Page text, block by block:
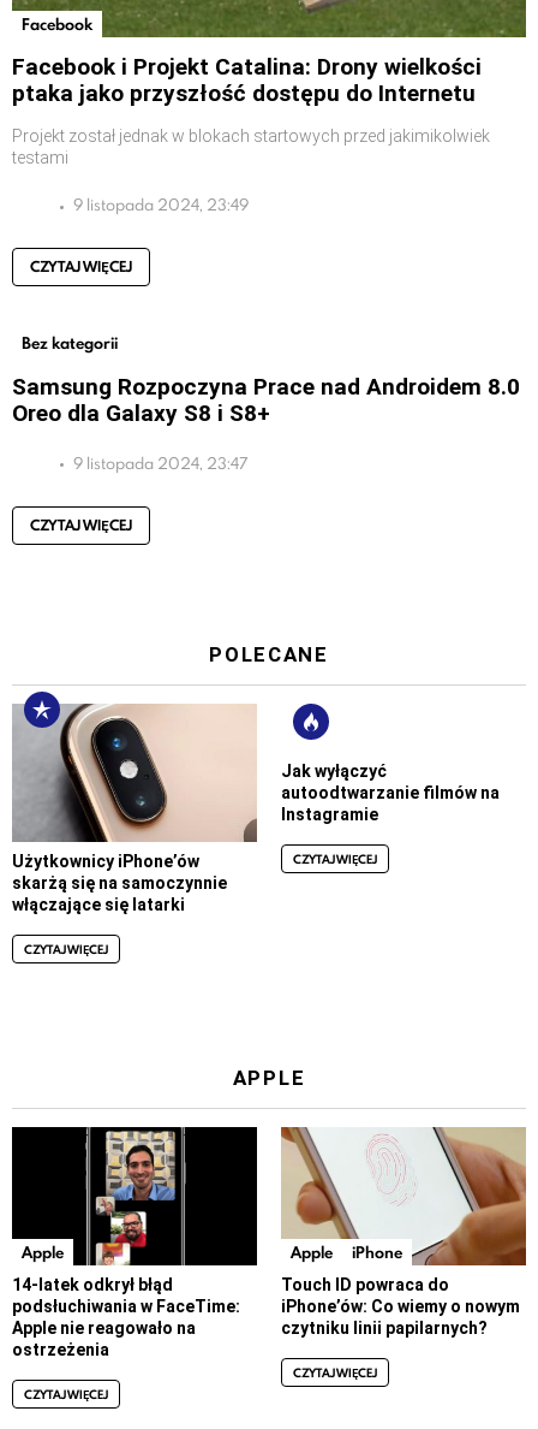
Facebook
Facebook i Projekt Catalina: Drony wielkości
ptaka jako przyszłość dostępu do Internetu
Projekt został jednak w blokach startowych przed jakimikolwiek
testami
9 listopada 2024, 23:49
CZYTAJ WIĘCEJ
Bez kategorii
Samsung Rozpoczyna Prace nad Androidem 8.0
Oreo dla Galaxy S8 i S8+
9 listopada 2024, 23:47
CZYTAJ WIĘCEJ
POLECANE
Użytkownicy iPhone’ów
skarżą się na samoczynnie
włączające się latarki
CZYTAJ WIĘCEJ
Jak wyłączyć
autoodtwarzanie filmów na
Instagramie
CZYTAJ WIĘCEJ
APPLE
Apple
14-latek odkrył błąd
podsłuchiwania w FaceTime:
Apple nie reagowało na
ostrzeżenia
CZYTAJ WIĘCEJ
Apple iPhone
Touch ID powraca do
iPhone’ów: Co wiemy o nowym
czytniku linii papilarnych?
CZYTAJ WIĘCEJ